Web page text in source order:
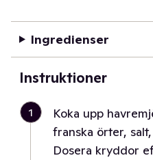
Ingredienser
Instruktioner
1
Koka upp
franska örter,
Dosera kryddor